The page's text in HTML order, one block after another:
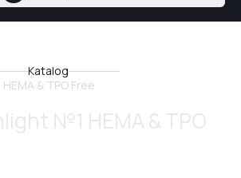
Katalog
& TPO Free